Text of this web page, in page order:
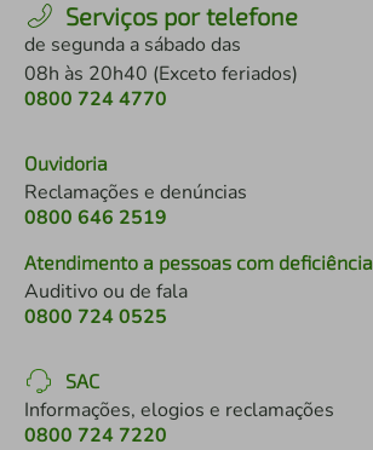
Serviços por telefone
de segunda a sábado das
08h às 20h40 (Exceto feriados)
0800 724 4770
Ouvidoria
Reclamações e denúncias
0800 646 2519
Atendimento a pessoas com deficiência
Auditivo ou de fala
0800 724 0525
SAC
Informações, elogios e reclamações
0800 724 7220